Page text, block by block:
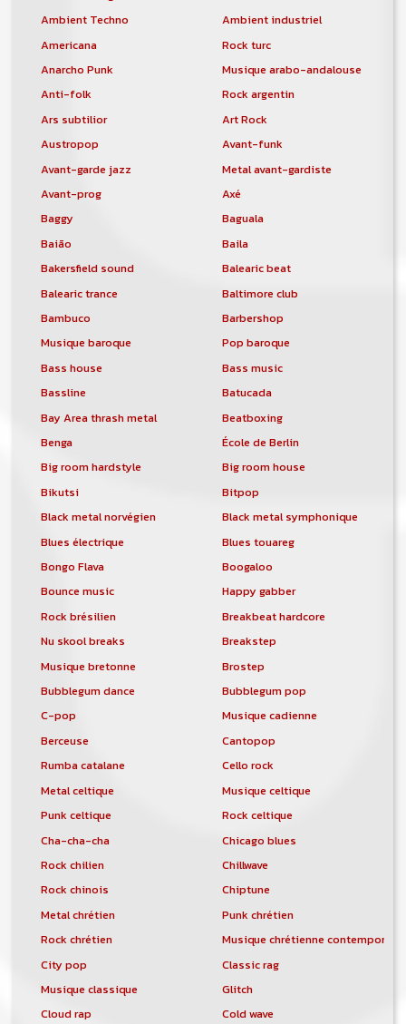
Ambient Techno
Ambient industriel
Americana
Rock turc
Anarcho Punk
Musique arabo-andalouse
Anti-folk
Rock argentin
Ars subtilior
Art Rock
Austropop
Avant-funk
Avant-garde jazz
Metal avant-gardiste
Avant-prog
Axé
Baggy
Baguala
Baião
Baila
Bakersfield sound
Balearic beat
Balearic trance
Baltimore club
Bambuco
Barbershop
Musique baroque
Pop baroque
Bass house
Bass music
Bassline
Batucada
Bay Area thrash metal
Beatboxing
Benga
École de Berlin
Big room hardstyle
Big room house
Bikutsi
Bitpop
Black metal norvégien
Black metal symphonique
Blues électrique
Blues touareg
Bongo Flava
Boogaloo
Bounce music
Happy gabber
Rock brésilien
Breakbeat hardcore
Nu skool breaks
Breakstep
Musique bretonne
Brostep
Bubblegum dance
Bubblegum pop
C-pop
Musique cadienne
Berceuse
Cantopop
Rumba catalane
Cello rock
Metal celtique
Musique celtique
Punk celtique
Rock celtique
Cha-cha-cha
Chicago blues
Rock chilien
Chillwave
Rock chinois
Chiptune
Metal chrétien
Punk chrétien
Rock chrétien
Musique chrétienne
City pop
Classic rag
Musique classique
Glitch
Cloud rap
Cold wave